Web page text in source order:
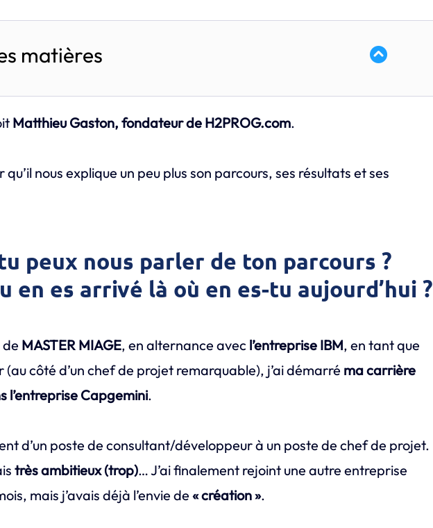
matières
Matthieu Gaston, fondateur de H2PROG.com.
qu’il nous explique un peu plus son parcours, ses résultats et ses
peux nous parler de ton parcours ?
en es arrivé là où en es-tu aujourd’hui ?
MASTER MIAGE, en alternance avec l’entreprise IBM, en tant que
côté d’un chef de projet remarquable), j’ai démarré ma carrière
l’entreprise Capgemini.
d’un poste de consultant/développeur à un poste de chef de projet.
très ambitieux (trop)… J’ai finalement rejoint une autre entreprise
mais j’avais déjà l’envie de« création ».